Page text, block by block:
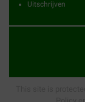
Uitschrijven